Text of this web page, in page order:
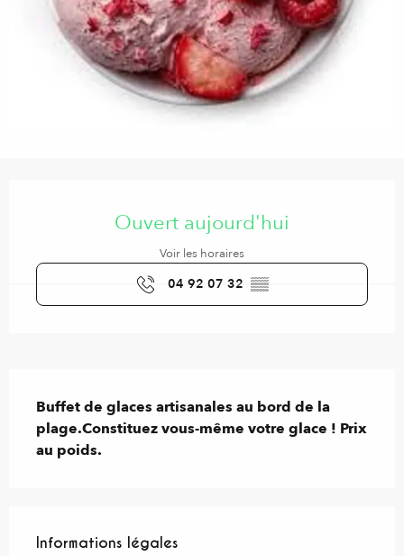
Ouvert aujourd'hui
Voir les horaires
04 92 07 32 ▒▒
Buffet de glaces artisanales au bord de la
plage.Constituez vous-même votre glace ! Prix
au poids.
Informations légales
Informations légales